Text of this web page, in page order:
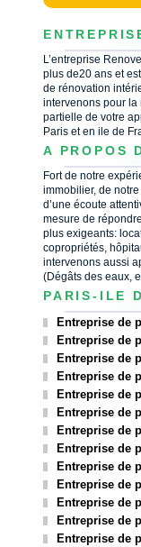
L’entreprise
plus de20 ans et
de rénovation
intervenons pour la
partielle de votre
Paris et en ile de
A PROPOS
Fort de notre
immobilier, de
d’une écoute
mesure de
plus exigeants:
copropriétés,
intervenons aussi
(Dégâts des eaux,
PARIS-ILE
Entreprise de
Entreprise de
Entreprise de
Entreprise de
Entreprise de
Entreprise de
Entreprise de
Entreprise de
Entreprise de
Entreprise de
Entreprise de
Entreprise de
Entreprise de